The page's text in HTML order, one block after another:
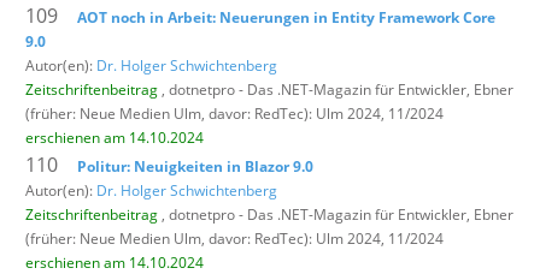
109
AOT noch in Arbeit: Neuerungen in Entity Framework Core
9.0
Autor(en): Dr. Holger Schwichtenberg
Zeitschriftenbeitrag , dotnetpro - Das .NET-Magazin für Entwickler, Ebner
(früher: Neue Medien Ulm, davor: RedTec): Ulm 2024, 11/2024
erschienen am 14.10.2024
110
Politur: Neuigkeiten in Blazor 9.0
Autor(en): Dr. Holger Schwichtenberg
Zeitschriftenbeitrag , dotnetpro - Das .NET-Magazin für Entwickler, Ebner
(früher: Neue Medien Ulm, davor: RedTec): Ulm 2024, 11/2024
erschienen am 14.10.2024